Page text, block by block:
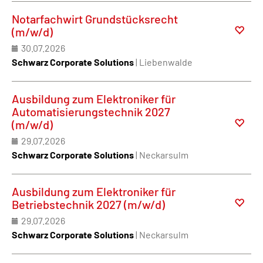
Notarfachwirt Grundstücksrecht
(m/w/d)
30.07.2026
Schwarz Corporate Solutions| Liebenwalde
Ausbildung zum Elektroniker für
Automatisierungstechnik 2027
(m/w/d)
29.07.2026
Schwarz Corporate Solutions| Neckarsulm
Ausbildung zum Elektroniker für
Betriebstechnik 2027 (m/w/d)
29.07.2026
Schwarz Corporate Solutions| Neckarsulm